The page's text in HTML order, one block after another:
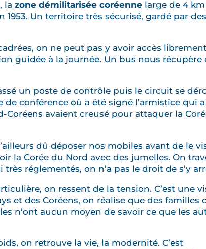
la zone démilitarisée coréenne large de 4
Un territoire très sécurisé, gardé par des
on ne peut pas y avoir accès
guidée à la journée. Un bus nous récupère
un poste de contrôle puis le circuit se
conférence où a été signé l’armistice qui
avaient creusé pour attaquer la
dû déposer nos mobiles avant de le
la Corée du Nord avec des jumelles. On
réglementés, on n’a pas le droit de s’y
on ressent de la tension. C’est une
et des Coréens, on réalise que des familles
n’ont aucun moyen de savoir ce que les
on retrouve la vie, la modernité. C’est